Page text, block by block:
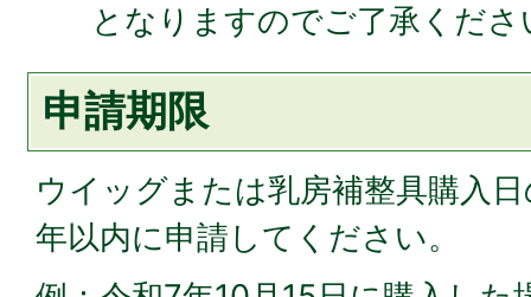
となりますのでご了承くださ
申請期限
ウイッグまたは乳房補整具購入
年以内に申請してください。